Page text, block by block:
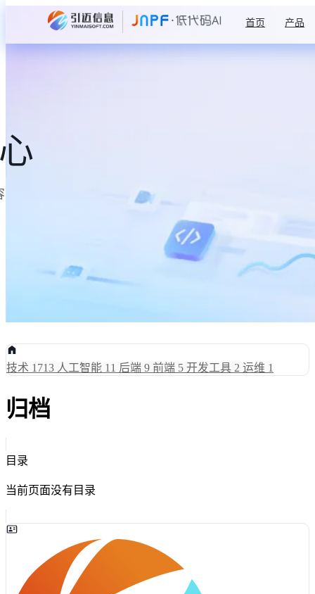
首页 产品
技术 1713 人工智能 11 后端 9 前端 5 开发工具 2 运维 1
归档
目录
当前页面没有目录